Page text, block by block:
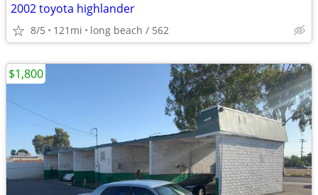
2002 toyota highlander
8/5 121mi long beach / 562
$1,800